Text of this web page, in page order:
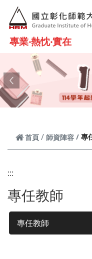
跳到主要內容
專業‧熱忱‧實在
Previous
首頁 師資陣容 專
:::
專任教師
專任教師